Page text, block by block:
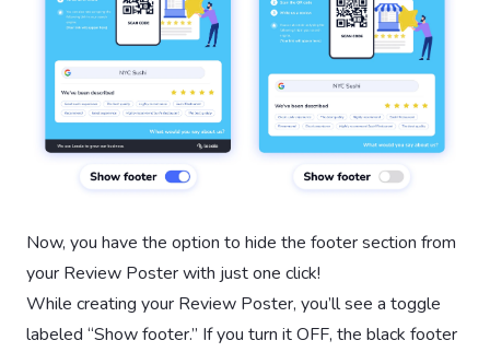
Now, you have the option to hide the footer section from
your Review Poster with just one click!
While creating your Review Poster, you’ll see a toggle
labeled “Show footer.” If you turn it OFF, the black footer